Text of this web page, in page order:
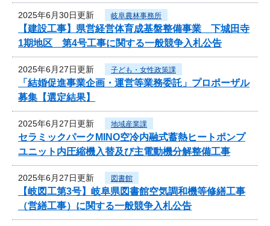
2025年6月30日更新 岐阜農林事務所
【建設工事】県営経営体育成基盤整備事業 下城田寺
1期地区 第4号工事に関する一般競争入札公告
2025年6月27日更新 子ども・女性政策課
「結婚促進事業企画・運営等業務委託」プロポーザル
募集【選定結果】
2025年6月27日更新 地域産業課
セラミックパークMINO空冷内融式蓄熱ヒートポンプ
ユニット内圧縮機入替及び主電動機分解整備工事
2025年6月27日更新 図書館
【岐図工第3号】岐阜県図書館空気調和機等修繕工事
（営繕工事）に関する一般競争入札公告